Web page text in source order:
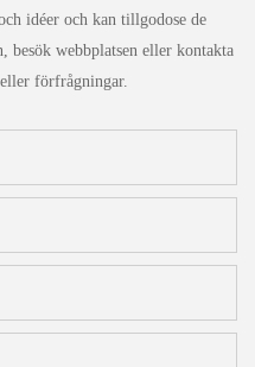
idéer och kan tillgodose de
webbplatsen eller kontakta
förfrågningar.